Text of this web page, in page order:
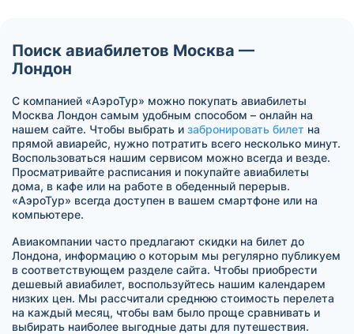
Поиск авиабилетов Москва —
Лондон
С компанией «АэроТур» можно покупать авиабилеты
Москва Лондон самым удобным способом – онлайн на
нашем сайте. Чтобы выбрать и забронировать билет на
прямой авиарейс, нужно потратить всего несколько минут.
Воспользоваться нашим сервисом можно всегда и везде.
Просматривайте расписания и покупайте авиабилеты
дома, в кафе или на работе в обеденный перерыв.
«АэроТур» всегда доступен в вашем смартфоне или на
компьютере.
Авиакомпании часто предлагают скидки на билет до
Лондона, информацию о которым мы регулярно публикуем
в соответствующем разделе сайта. Чтобы приобрести
дешевый авиабилет, воспользуйтесь нашим календарем
низких цен. Мы рассчитали среднюю стоимость перелета
на каждый месяц, чтобы вам было проще сравнивать и
выбирать наиболее выгодные даты для путешествия.